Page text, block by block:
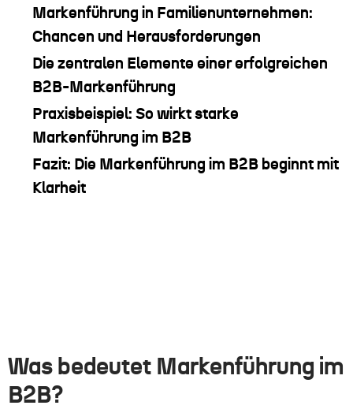
Markenführung in Familienunternehmen:
Chancen und Herausforderungen
Die zentralen Elemente einer erfolgreichen
B2B-Markenführung
Praxisbeispiel: So wirkt starke
Markenführung im B2B
Fazit: Die Markenführung im B2B beginnt mit
Klarheit
Was bedeutet Markenführung im
B2B?